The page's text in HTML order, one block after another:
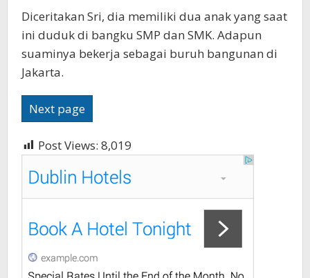
Diceritakan Sri, dia memiliki dua anak yang saat
ini duduk di bangku SMP dan SMK. Adapun
suaminya bekerja sebagai buruh bangunan di
Jakarta.
Next page
Post Views: 8,019